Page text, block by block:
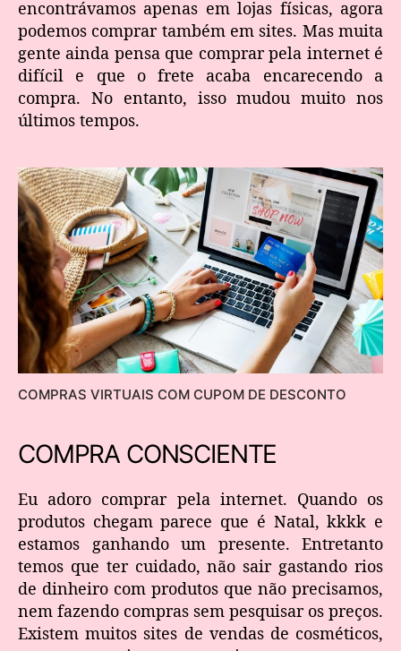
encontrávamos apenas em lojas físicas, agora
podemos comprar também em sites. Mas muita
gente ainda pensa que comprar pela internet é
difícil e que o frete acaba encarecendo a
compra. No entanto, isso mudou muito nos
últimos tempos.
COMPRAS VIRTUAIS COM CUPOM DE DESCONTO
COMPRA CONSCIENTE
Eu adoro comprar pela internet. Quando os
produtos chegam parece que é Natal, kkkk e
estamos ganhando um presente. Entretanto
temos que ter cuidado, não sair gastando rios
de dinheiro com produtos que não precisamos,
nem fazendo compras sem pesquisar os preços.
Existem muitos sites de vendas de cosméticos,